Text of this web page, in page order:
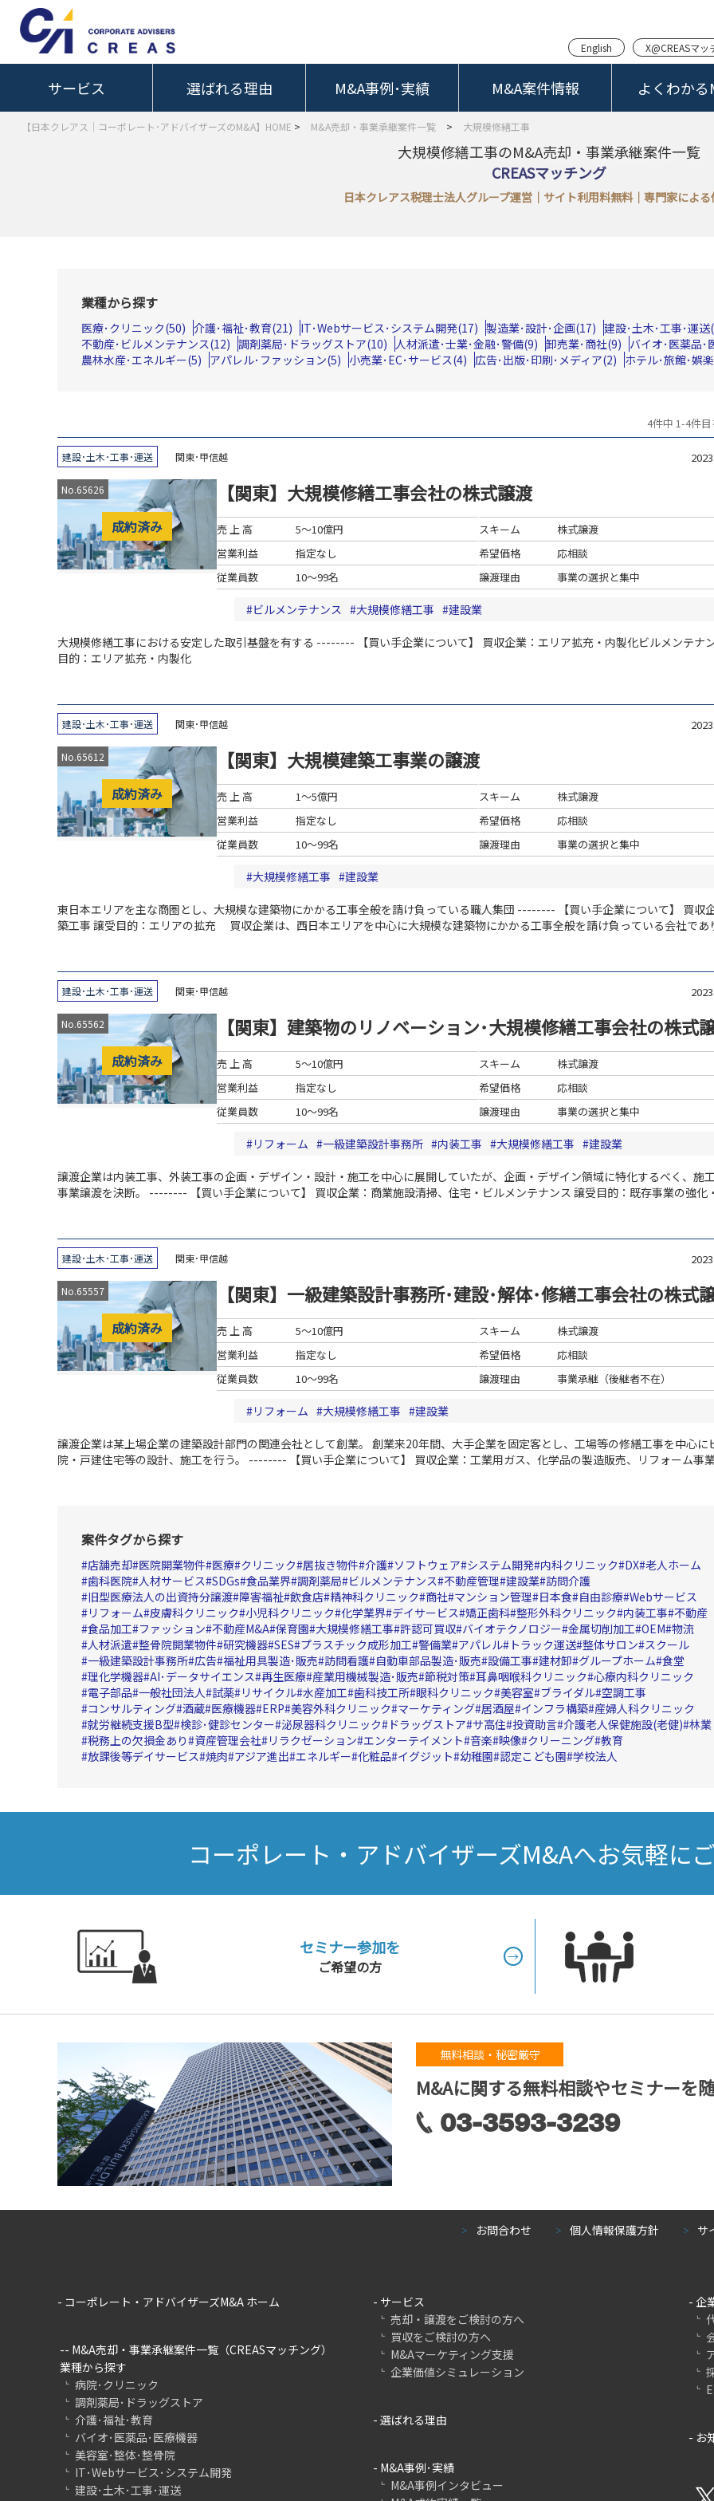
X@CREASマッ
English
サービス 選ばれる理由 M&A事例･実績 M&A案件情報 よくわかる
【日本クレアス｜コーポレート･アドバイザーズのM&A】HOME > M&A売却・事業承継案件一覧 > 大規模修繕工事
大規模修繕工事のM&A売却・事業承継案件一覧
CREASマッチング
日本クレアス税理士法人グループ運営｜サイト利用料無料｜専門家によ
業種から探す
医療･クリニック(50) 介護･福祉･教育(21) IT･Webサービス･システム開発(17) 製造業･設計･企画(17) 建設･土木･工事･運送
不動産･ビルメンテナンス(12) 調剤薬局･ドラッグストア(10) 人材派遣･士業･金融･警備(9) 卸売業･商社(9) バイオ･医薬品･
農林水産･エネルギー(5) アパレル･ファッション(5) 小売業･EC･サービス(4) 広告･出版･印刷･メディア(2) ホテル･旅館･娯
4件中 1-4件
建設･土木･工事･運送 関東･甲信越
No.65626
成約済み
【関東】大規模修繕工事会社の株式譲渡
売 上 高
5～10億円
営業利益
指定なし
従業員数
10～99名
スキーム
株式譲渡
希望価格
応相談
譲渡理由
事業の選択と集中
ビルメンテナンス 大規模修繕工事 建設業
大規模修繕工事における安定した取引基盤を有する -------- 【買い手企業について】 買収企業：エリア拡充・内製化ビルメンテナ
目的：エリア拡充・内製化
建設･土木･工事･運送 関東･甲信越
No.65612
成約済み
【関東】大規模建築工事業の譲渡
売 上 高
1～5億円
営業利益
指定なし
従業員数
10～99名
スキーム
株式譲渡
希望価格
応相談
譲渡理由
事業の選択と集中
大規模修繕工事 建設業
東日本エリアを主な商圏とし、大規模な建築物にかかる工事全般を請け負っている職人集団 -------- 【買い手企業について】
買収
築工事 譲受目的：エリアの拡充
買収企業は、西日本エリアを中心に大規模な建築物にかかる工事全般を請け負っている会社であ
工事会社をM&Aすることが買収企業グループとしての重要な課題となっており、ファインディング（M&A案件の発掘）を得意とす
対して、「該当する優良企業に対するM&Aの提案」を依頼するに至りました。
今回のM&Aの成立により、東日本エリアにおいて
本エリアと同様のサービス提供が可能となり、これにより全国での事業展開及び拡充が叶うこととなりました。
建設･土木･工事･運送 関東･甲信越
No.65562
成約済み
【関東】建築物のリノベーション･大規模修繕工事会社の株式
売 上 高
5～10億円
営業利益
指定なし
従業員数
10～99名
スキーム
株式譲渡
希望価格
応相談
譲渡理由
事業の選択と集中
リフォーム 一級建築設計事務所 内装工事 大規模修繕工事 建設業
譲渡企業は内装工事、外装工事の企画・デザイン・設計・施工を中心に展開していたが、企画・デザイン領域に特化するべく、施
事業譲渡を決断。
-------- 【買い手企業について】 買収企業：商業施設清掃、住宅・ビルメンテナンス 譲受目的：既存事業の強化
建設･土木･工事･運送 関東･甲信越
No.65557
成約済み
【関東】一級建築設計事務所･建設･解体･修繕工事会社の株式
売 上 高
5～10億円
営業利益
指定なし
従業員数
10～99名
スキーム
株式譲渡
希望価格
応相談
譲渡理由
事業承継（後継者不在）
リフォーム 大規模修繕工事 建設業
譲渡企業は某上場企業の建築設計部門の関連会社として創業。 創業来20年間、大手企業を固定客とし、工場等の修繕工事を中心に
院・戸建住宅等の設計、施工を行う。
-------- 【買い手企業について】 買収企業：工業用ガス、化学品の製造販売、リフォーム事
案件タグから探す
店舗売却 医院開業物件 医療 クリニック 居抜き物件 介護 ソフトウェア システム開発 内科クリニック DX 老人ホーム
歯科医院 人材サービス SDGs 食品業界 調剤薬局 ビルメンテナンス 不動産管理 建設業 訪問介護
旧型医療法人の出資持分譲渡 障害福祉 飲食店 精神科クリニック 商社 マンション管理 日本食 自由診療 Webサービス
リフォーム 皮膚科クリニック 小児科クリニック 化学業界 デイサービス 矯正歯科 整形外科クリニック 内装工事 不動産
食品加工 ファッション 不動産M&A 保育園 大規模修繕工事 許認可買収 バイオテクノロジー 金属切削加工 OEM 物流
人材派遣 整骨院開業物件 研究機器 SES プラスチック成形加工 警備業 アパレル トラック運送 整体サロン スクール
一級建築設計事務所 広告 福祉用具製造･販売 訪問看護 自動車部品製造･販売 設備工事 建材卸 グループホーム 食堂
理化学機器 AI･データサイエンス 再生医療 産業用機械製造･販売 節税対策 耳鼻咽喉科クリニック 心療内科クリニック
電子部品 一般社団法人 試薬 リサイクル 水産加工 歯科技工所 眼科クリニック 美容室 ブライダル 空調工事
コンサルティング 酒蔵 医療機器 ERP 美容外科クリニック マーケティング 居酒屋 インフラ構築 産婦人科クリニック
就労継続支援B型 検診･健診センター 泌尿器科クリニック ドラッグストア サ高住 投資助言 介護老人保健施設(老健) 林業
税務上の欠損金あり 資産管理会社 リラクゼーション エンターテイメント 音楽 映像 クリーニング 教育
放課後等デイサービス 焼肉 アジア進出 エネルギー 化粧品 イグジット 幼稚園 認定こども園 学校法人
コーポレート・アドバイザーズM&Aへお気軽に
セミナー参加を
ご希望の方
→
無料相談・秘密厳守
M&Aに関する無料相談やセミナーを
03-3593-3239
＞ サ
＞ 個人情報保護方針
＞ お問合わせ
- コーポレート・アドバイザーズM&A ホーム
-- M&A売却・事業承継案件一覧（CREASマッチング）
業種から探す
病院･クリニック
調剤薬局･ドラッグストア
介護･福祉･教育
バイオ･医薬品･医療機器
美容室･整体･整骨院
IT･Webサービス･システム開発
建設･土木･工事･運送
- サービス
売却・譲渡をご検討の方へ
買収をご検討の方へ
M&Aマーケティング支援
企業価値シミュレーション
- 選ばれる理由
- M&A事例･実績
M&A事例インタビュー
- 企
- お